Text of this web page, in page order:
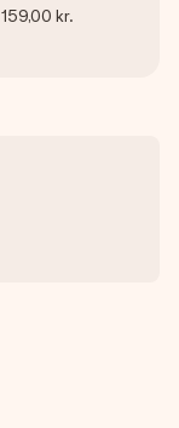
159,00 kr.